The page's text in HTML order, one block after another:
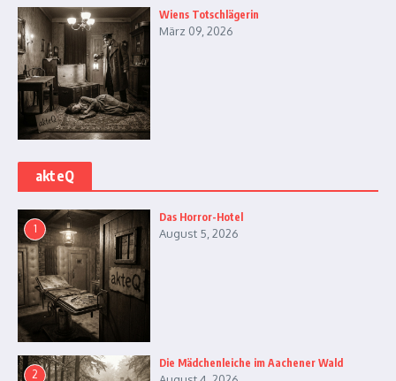
Wiens Totschlägerin
März 09, 2026
akteQ
1
Das Horror-Hotel
August 5, 2026
2
Die Mädchenleiche im Aachener Wald